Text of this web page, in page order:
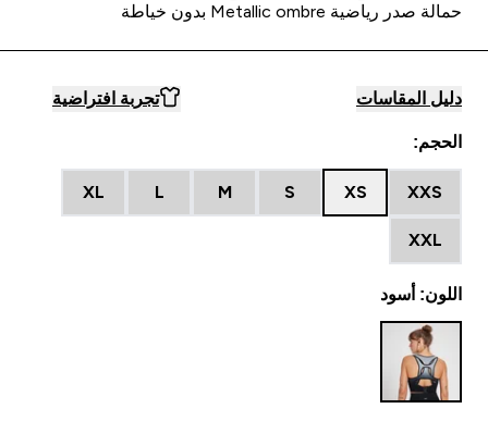
حمالة صدر رياضية Metallic ombre بدون خياطة
دليل المقاسات تجربة افتراضية
الحجم:
XXS
XS
S
M
L
XL
XXL
اللون: أسود